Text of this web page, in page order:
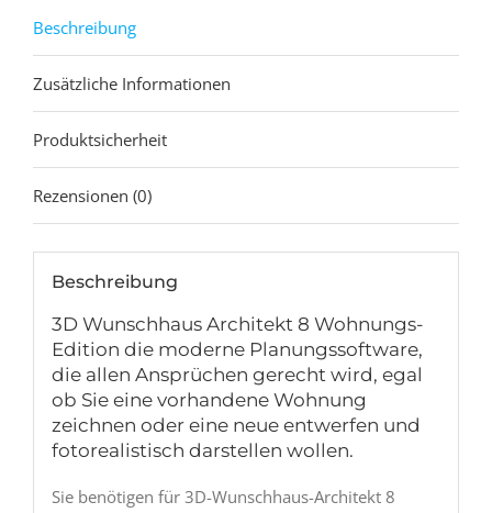
Beschreibung
Zusätzliche Informationen
Produktsicherheit
Rezensionen (0)
Beschreibung
3D Wunschhaus Architekt 8 Wohnungs-
Edition die moderne Planungssoftware,
die allen Ansprüchen gerecht wird, egal
ob Sie eine vorhandene Wohnung
zeichnen oder eine neue entwerfen und
fotorealistisch darstellen wollen.
Sie benötigen für 3D-Wunschhaus-Architekt 8